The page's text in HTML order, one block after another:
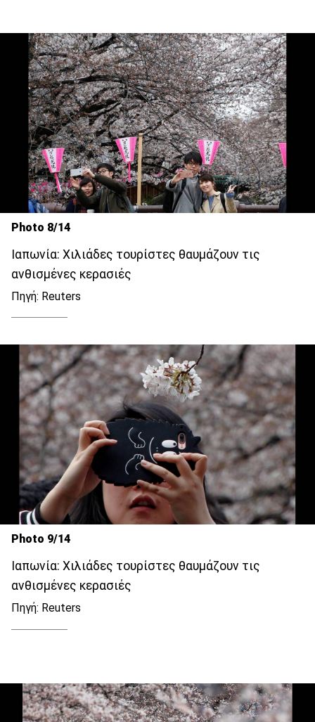
Photo 8/14
Ιαπωνία: Χιλιάδες τουρίστες θαυμάζουν τις
ανθισμένες κερασιές
Πηγή: Reuters
Photo 9/14
Ιαπωνία: Χιλιάδες τουρίστες θαυμάζουν τις
ανθισμένες κερασιές
Πηγή: Reuters